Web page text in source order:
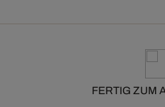
FERTIG ZUM